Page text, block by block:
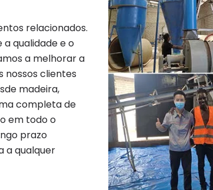
relacionados.
qualidade e o
a melhorar a
nossos clientes
madeira,
completa de
em todo o
prazo
a qualquer